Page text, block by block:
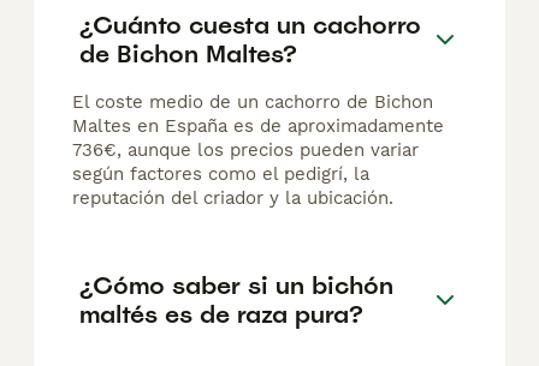
¿Cuánto cuesta un cachorro
de Bichon Maltes?
El coste medio de un cachorro de Bichon
Maltes en España es de aproximadamente
736€, aunque los precios pueden variar
según factores como el pedigrí, la
reputación del criador y la ubicación.
¿Cómo saber si un bichón
maltés es de raza pura?